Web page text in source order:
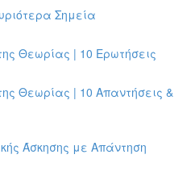
Σημεία
Θεωρίας | 10 Ερωτήσεις
Θεωρίας | 10 Απαντήσεις &
Άσκησης με Απάντηση